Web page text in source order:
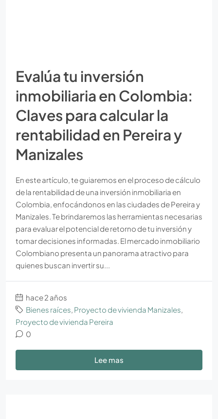
Evalúa tu inversión
inmobiliaria en Colombia:
Claves para calcular la
rentabilidad en Pereira y
Manizales
En este artículo, te guiaremos en el proceso de cálculo
de la rentabilidad de una inversión inmobiliaria en
Colombia, enfocándonos en las ciudades de Pereira y
Manizales. Te brindaremos las herramientas necesarias
para evaluar el potencial de retorno de tu inversión y
tomar decisiones informadas. El mercado inmobiliario
Colombiano presenta un panorama atractivo para
quienes buscan invertir su...
hace 2 años
Bienes raíces Proyecto de vivienda Manizales
Proyecto de vivienda Pereira
0
Lee mas